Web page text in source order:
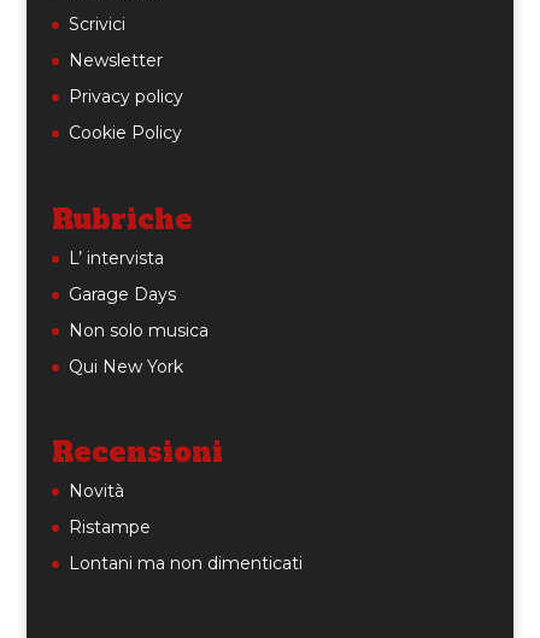
Scrivici
Newsletter
Privacy policy
Cookie Policy
Rubriche
L’ intervista
Garage Days
Non solo musica
Qui New York
Recensioni
Novità
Ristampe
Lontani ma non dimenticati